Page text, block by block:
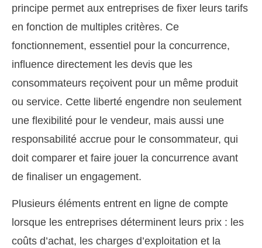
principe permet aux entreprises de fixer leurs tarifs
en fonction de multiples critères. Ce
fonctionnement, essentiel pour la concurrence,
influence directement les devis que les
consommateurs reçoivent pour un même produit
ou service. Cette liberté engendre non seulement
une flexibilité pour le vendeur, mais aussi une
responsabilité accrue pour le consommateur, qui
doit comparer et faire jouer la concurrence avant
de finaliser un engagement.
Plusieurs éléments entrent en ligne de compte
lorsque les entreprises déterminent leurs prix : les
coûts d’achat, les charges d’exploitation et la